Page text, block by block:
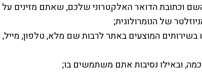
וכתובת הדואר האלקטרוני שלכם, שאתם מזינים על
של הנומרולוגית;
המוצעים באתר לרבות שם מלא, טלפון, מייל,
ובאילו נסיבות אתם משתמשים בו;